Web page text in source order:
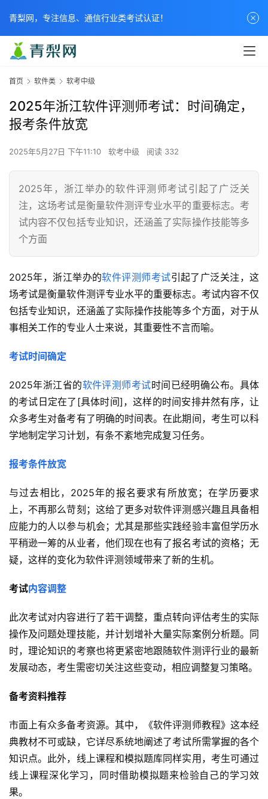
首页 软件类 软考中级
2025年浙江软件评测师考试：时间确定，
报考条件放宽
2025年5月27日 下午11:10 软考中级 阅读 332
2025年，浙江举办的软件评测师考试引起了广泛关
注，这场考试是衡量软件测评专业水平的重要标志。考
试内容不仅包括专业知识，还涵盖了实际操作技能等多
个方面
2025年，浙江举办的软件评测师考试引起了广泛关注，这
场考试是衡量软件测评专业水平的重要标志。考试内容不仅
包括专业知识，还涵盖了实际操作技能等多个方面，对于从
事相关工作的专业人士来说，其重要性不言而喻。
考试时间确定
2025年浙江省的软件评测师考试时间已经明确公布。具体
的考试日定在了[具体时间]，这样的时间安排井然有序，让
众多考生对备考有了明确的时间表。在此期间，考生可以科
学地制定学习计划，有条不紊地完成复习任务。
报考条件放宽
与过去相比，2025年的报名要求有所放宽；在学历要求
上，不再那么苛刻；这给了更多对软件评测感兴趣且具备相
应能力的人以参与机会；尤其是那些实践经验丰富但学历水
平稍逊一筹的从业者，他们现在也有了报名考试的资格；无
疑，这样的变化为软件评测领域带来了新的生机。
考试内容调整
此次考试对内容进行了若干调整，重点转向评估考生的实际
操作及问题处理技能，并计划增补大量实际案例分析题。同
时，理论知识的考察也将更紧密地跟随软件测评行业的最新
发展动态，考生需密切关注这些变动，相应调整复习策略。
备考资料推荐
市面上有众多备考资源。其中，《软件评测师教程》这本经
典教材不可或缺，它详尽系统地阐述了考试所需掌握的各个
知识点。此外，线上课程和模拟题库同样实用，考生可通过
线上课程深化学习，同时借助模拟题来检验自己的学习效
果。
青梨网，专注信息、通信行业类考试认证！